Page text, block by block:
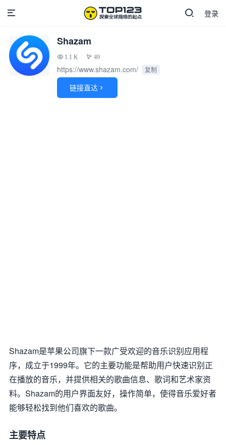
登录
Shazam
1.1 K 49
https://www.shazam.com/ 复制
链接直达 
Shazam是苹果公司旗下一款广受欢迎的音乐识别应用程
序，成立于1999年。它的主要功能是帮助用户快速识别正
在播放的音乐，并提供相关的歌曲信息、歌词和艺术家资
料。Shazam的用户界面友好，操作简单，使得音乐爱好者
能够轻松找到他们喜欢的歌曲。
主要特点